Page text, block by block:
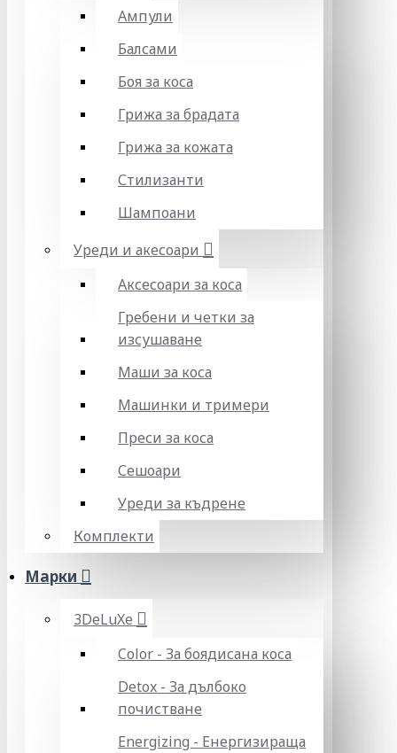
Ампули
Балсами
Боя за коса
Грижа за брадата
Грижа за кожата
Стилизанти
Шампоани
Уреди и акесоари
Аксесоари за коса
Гребени и четки за
изсушаване
Маши за коса
Машинки и тримери
Преси за коса
Сешоари
Уреди за къдрене
Комплекти
Марки
3DeLuXe
Color - За боядисана коса
Detox - За дълбоко
почистване
Energizing - Енергизираща